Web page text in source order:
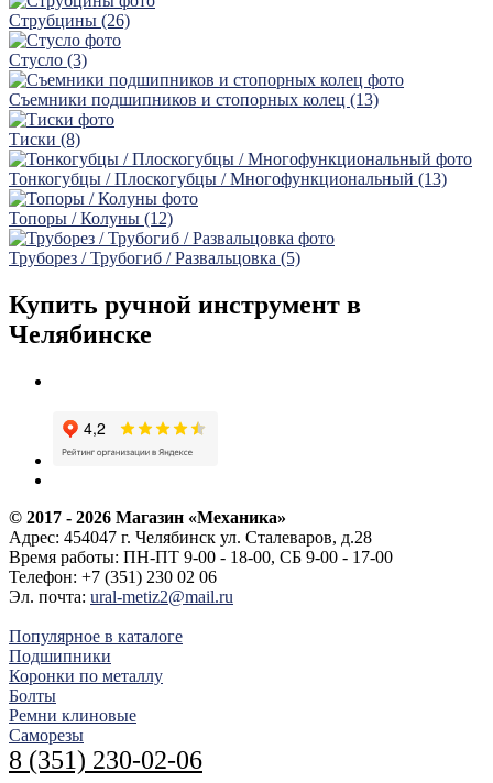
Струбцины (26)
Стусло (3)
Съемники подшипников и стопорных колец (13)
Тиски (8)
Тонкогубцы / Плоскогубцы / Многофункциональный (13)
Топоры / Колуны (12)
Труборез / Трубогиб / Развальцовка (5)
Купить ручной инструмент в
Челябинске
© 2017 - 2026 Магазин «Механика»
Адрес: 454047 г. Челябинск ул. Сталеваров, д.28
Время работы: ПН-ПТ 9-00 - 18-00, СБ 9-00 - 17-00
Телефон: +7 (351) 230 02 06
Эл. почта: ural-metiz2@mail.ru
Популярное в каталоге
Подшипники
Коронки по металлу
Болты
Ремни клиновые
Саморезы
8 (351) 230-02-06